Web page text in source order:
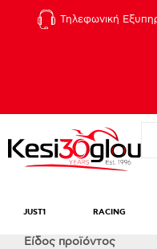
Τηλεφωνική
JUST1 RACING
Eίδος προϊόντος